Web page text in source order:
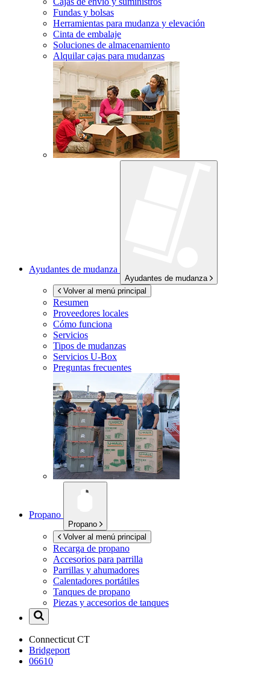
Fundas y bolsas
Herramientas para mudanza y elevación
Cinta de embalaje
Soluciones de almacenamiento
Alquilar cajas para mudanzas
Ayudantes de mudanza
Ayudantes de mudanza
Volver al menú principal
Resumen
Proveedores locales
Cómo funciona
Servicios
Tipos de mudanzas
Servicios U-Box
Preguntas frecuentes
Propano
Propano
Volver al menú principal
Recarga de propano
Accesorios para parrilla
Parrillas y ahumadores
Calentadores portátiles
Tanques de propano
Piezas y accesorios de tanques
Connecticut CT
Bridgeport
06610